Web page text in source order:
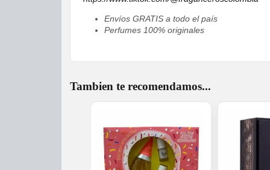
Envíos GRATIS a todo el país
Perfumes 100% originales
Tambien te recomendamos...